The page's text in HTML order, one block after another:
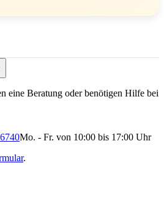
eine Beratung oder benötigen Hilfe bei
Mo. - Fr. von 10:00 bis 17:00 Uhr
.